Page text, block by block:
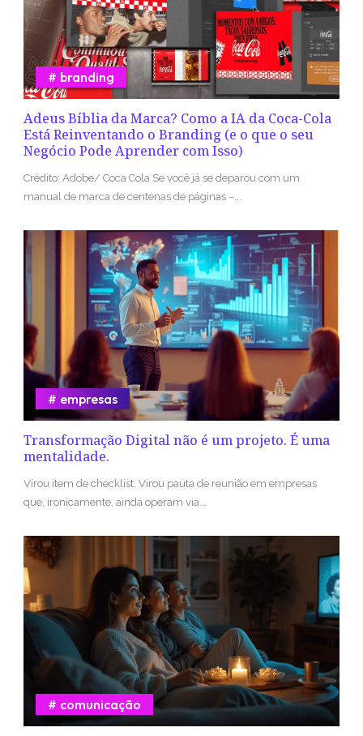
Adeus Bíblia da Marca? Como a IA da Coca-Cola
Está Reinventando o Branding (e o que o seu
Negócio Pode Aprender com Isso)
branding
Crédito: Adobe/ Coca Cola Se você já se deparou com um
manual de marca de centenas de páginas –...
Transformação Digital não é um projeto. É uma
mentalidade.
empresas
Virou item de checklist. Virou pauta de reunião em empresas
que, ironicamente, ainda operam via...
comunicação